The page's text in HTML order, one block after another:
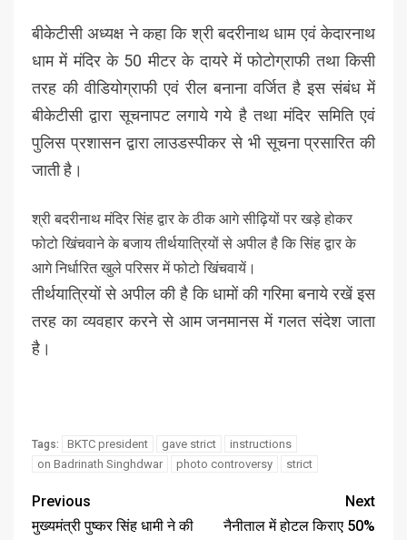
बीकेटीसी अध्यक्ष ने कहा कि श्री बदरीनाथ धाम एवं केदारनाथ
धाम में मंदिर के 50 मीटर के दायरे में फोटोग्राफी तथा किसी
तरह की वीडियोग्राफी एवं रील बनाना वर्जित है इस संबंध में
बीकेटीसी द्वारा सूचनापट लगाये गये है तथा मंदिर समिति एवं
पुलिस प्रशासन द्वारा लाउडस्पीकर से भी सूचना प्रसारित की
जाती है।
श्री बदरीनाथ मंदिर सिंह द्वार के ठीक आगे सीढ़ियों पर खड़े होकर
फोटो खिंचवाने के बजाय तीर्थयात्रियों से अपील है कि सिंह द्वार के
आगे निर्धारित खुले परिसर में फोटो खिंचवायें।
तीर्थयात्रियों से अपील की है कि धामों की गरिमा बनाये रखें इस
तरह का व्यवहार करने से आम जनमानस में गलत संदेश जाता
है।
Tags: BKTC president gave strict
instructions
on Badrinath Singhdwar
photo controversy strict
Previous
मुख्यमंत्री पुष्कर सिंह धामी ने की
Next
नैनीताल में होटल किराए 50%